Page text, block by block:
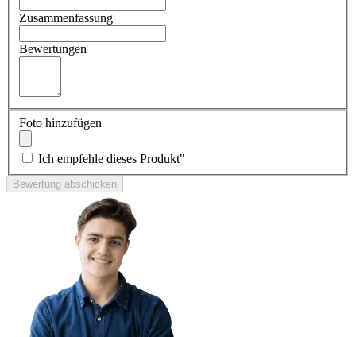
Zusammenfassung
Bewertungen
Foto hinzufügen
Ich empfehle dieses Produkt"
Bewertung abschicken